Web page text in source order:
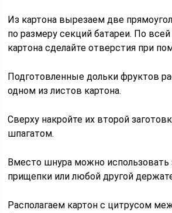
Из картона вырезаем две
по размеру секций батареи. По
картона сделайте отверстия при
Подготовленные дольки фруктов
одном из листов картона.
Сверху накройте их второй
шпагатом.
Вместо шнура можно
прищепки или любой другой
Располагаем картон с цитрусом